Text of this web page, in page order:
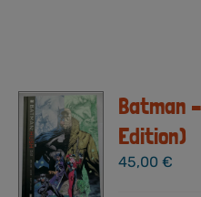
Batman
Edition)
45,00€